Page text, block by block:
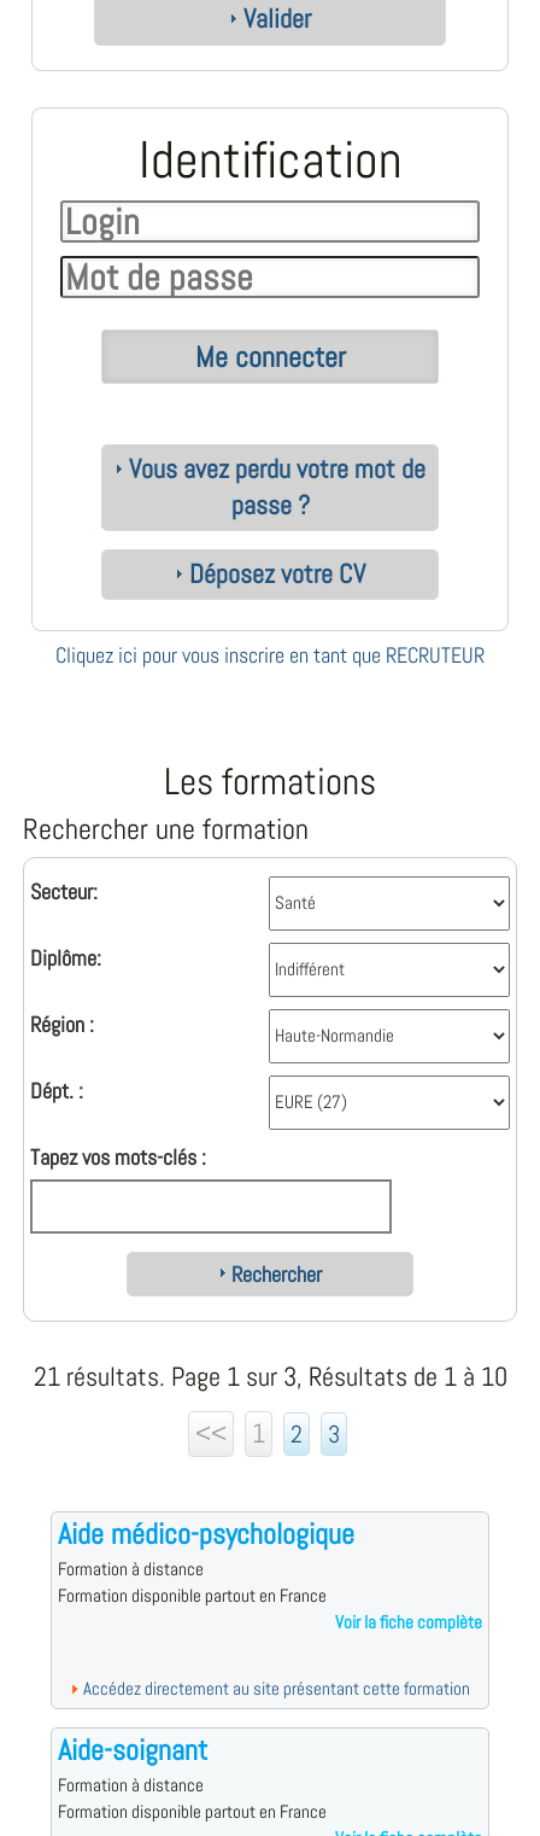
Valider
Identification
Vous avez perdu votre mot de
passe ?
Déposez votre CV
Cliquez ici pour vous inscrire en tant que RECRUTEUR
Les formations
Rechercher une formation
Secteur:
Diplôme:
Région :
Dépt. :
Tapez vos mots-clés :
Rechercher
21 résultats. Page 1 sur 3, Résultats de 1 à 10
<<
1 2 3
Aide médico-psychologique
Formation à distance
Formation disponible partout en France
Voir la fiche complète
Accédez directement au site présentant cette formation
Aide-soignant
Formation à distance
Formation disponible partout en France